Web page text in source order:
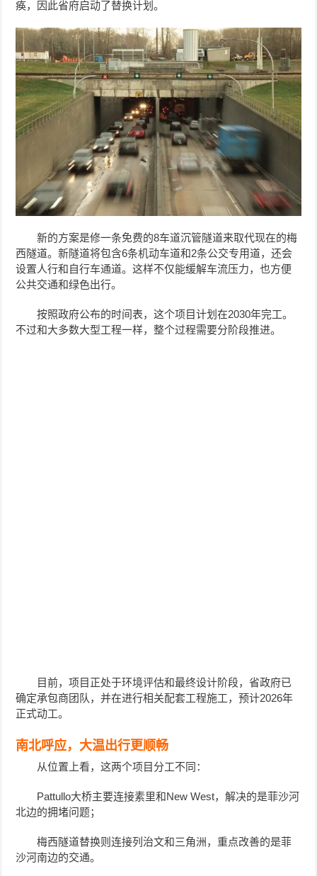
痪，因此省府启动了替换计划。
新的方案是修一条免费的8车道沉管隧道来取代现在的梅
西隧道。新隧道将包含6条机动车道和2条公交专用道，还会
设置人行和自行车通道。这样不仅能缓解车流压力，也方便
公共交通和绿色出行。
按照政府公布的时间表，这个项目计划在2030年完工。
不过和大多数大型工程一样，整个过程需要分阶段推进。
目前，项目正处于环境评估和最终设计阶段，省政府已
确定承包商团队，并在进行相关配套工程施工，预计2026年
正式动工。
南北呼应，大温出行更顺畅
从位置上看，这两个项目分工不同：
Pattullo大桥主要连接素里和New West，解决的是菲沙河
北边的拥堵问题；
梅西隧道替换则连接列治文和三角洲，重点改善的是菲
沙河南边的交通。